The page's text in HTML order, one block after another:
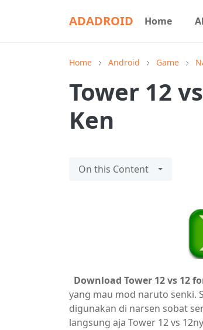
ADADROID Home
Home Android Game
Tower 12
Ken
On this Content
Download Tower 12 vs 12
yang mau mod naruto senki.
digunakan di narsen sobat
langsung aja Tower 12 vs